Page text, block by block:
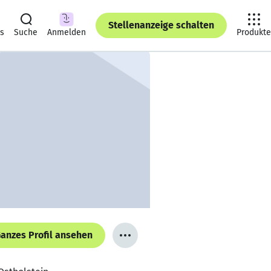
Suche Anmelden
Stellenanzeige schalten
Produkte
Profil ansehen